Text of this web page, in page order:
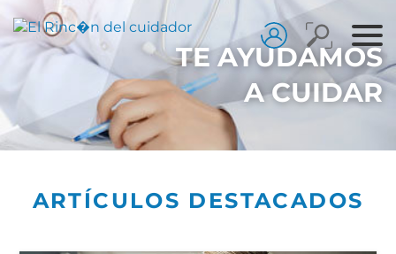
TE AYUDAMOS
A CUIDAR
ARTÍCULOS DESTACADOS